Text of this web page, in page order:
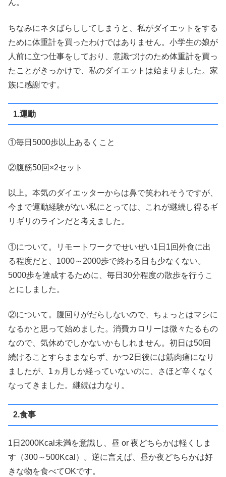
ん。
ちなみにネタばらししてしまうと、私がダイエットをする
ために体重計を買ったわけではありません。小学生の娘が
人前に立つ仕事をしており、意識づけのため体重計を買っ
たことがきっかけで、私のダイエットは始まりました。家
族に感謝です。
1.運動
①毎日5000歩以上あるくこと
②腹筋50回×2セット
以上。本気のダイエッターからは鼻で笑われそうですが、
今まで運動経験がない私にとっては、これが継続し得るギ
リギリのラインだと考えました。
①について。リモートワークでせいぜい1日1回外食に出
る程度だと、1000～2000歩で終わる日も少なくない。
5000歩を達成するために、毎日30分程度の散歩を行うこ
とにしました。
②について。腹回りがだらしないので、ちょっとはマシに
なるかと思って始めました。消費カロリーは微々たるもの
なので、気休めでしかないかもしれません。初日は50回
続けることすらままならず、かつ2日後には筋肉痛になり
ましたが、1ヵ月しか経っていないのに、さほど辛くなく
なってきました。継続は力なり。
2.食事
1日2000Kcal未満を意識し、昼 or 夜どちらかは軽くしま
す（300～500Kcal）。逆に言えば、昼か夜どちらかは好
きな物を食べてOKです。